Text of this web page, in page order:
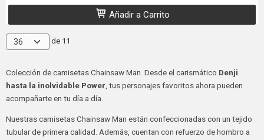
Añadir a Carrito
de 11
Colección de camisetas Chainsaw Man. Desde el carismático Denji
hasta la inolvidable Power , tus personajes favoritos ahora pueden
acompañarte en tu día a día.
Nuestras camisetas Chainsaw Man están confeccionadas con un tejido
tubular de primera calidad. Además, cuentan con refuerzo de hombro a